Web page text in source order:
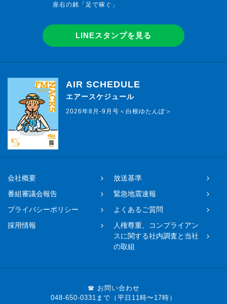
座右の銘「足で稼ぐ」
LINEスタンプを見る
AIR SCHEDULE
エアースケジュール
2026年8月-9月号＜白根ゆたんぽ＞
会社概要
放送基準
番組審議会報告
緊急地震速報
プライバシーポリシー
よくあるご質問
採用情報
人権尊重、コンプライアン
スに関する社内調査と当社
の取組
☎ お問い合わせ
048-650-0331まで（平日11時〜17時）